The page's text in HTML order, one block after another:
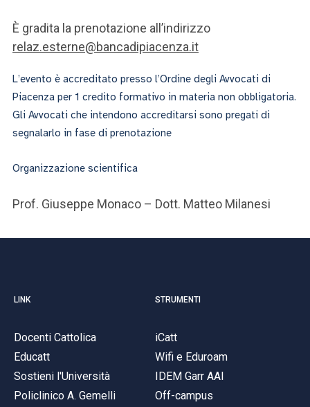
È gradita la prenotazione all’indirizzo
relaz.esterne@bancadipiacenza.it
L’evento è accreditato presso l’Ordine degli Avvocati di
Piacenza per 1 credito formativo in materia non obbligatoria.
Gli Avvocati che intendono accreditarsi sono pregati di
segnalarlo in fase di prenotazione
Organizzazione scientifica
Prof. Giuseppe Monaco – Dott. Matteo Milanesi
LINK
Docenti Cattolica
Educatt
Sostieni l'Università
Policlinico A. Gemelli
STRUMENTI
iCatt
Wifi e Eduroam
IDEM Garr AAI
Off-campus